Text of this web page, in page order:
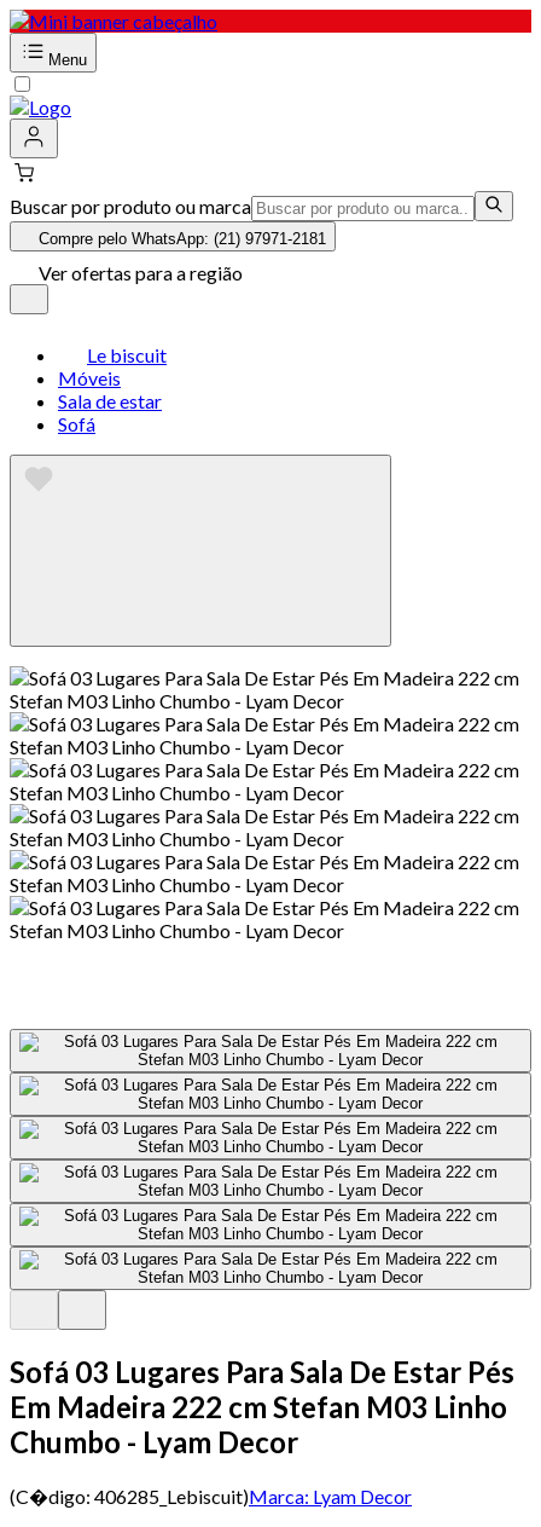
Menu
Buscar por produto ou marca
Compre pelo WhatsApp: (21) 97971-2181
Ver ofertas para a região
Le biscuit
Móveis
Sala de estar
Sofá
Sofá 03 Lugares Para Sala De Estar Pés
Em Madeira 222 cm Stefan M03 Linho
Chumbo - Lyam Decor
(C�digo: 406285_Lebiscuit)Marca: Lyam Decor